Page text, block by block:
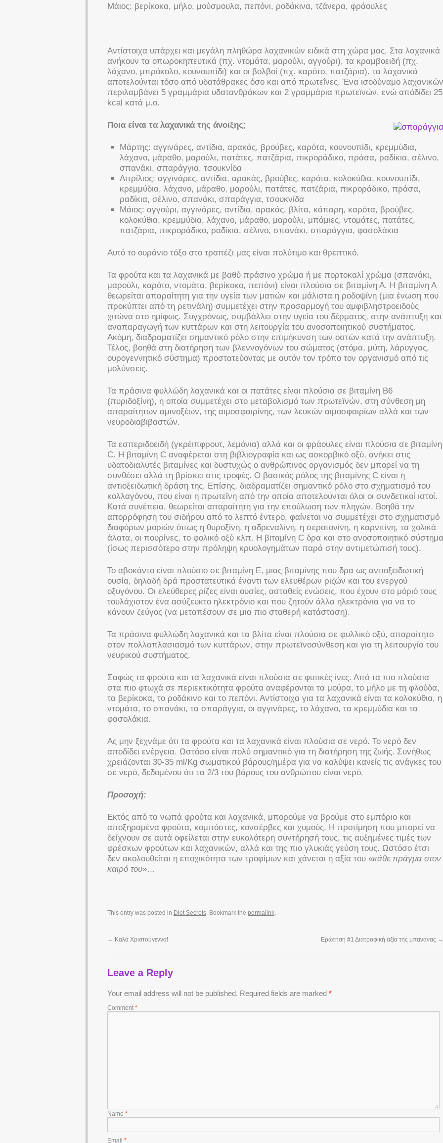
Μάιος: βερίκοκα, μήλο, μούσμουλα, πεπόνι, ροδάκινα, τζάνερα, φράουλες
Αντίστοιχα υπάρχει και μεγάλη πληθώρα λαχανικών ειδικά στη χώρα μας. Στα λαχανικά
ανήκουν τα οπωροκηπευτικά (πχ. ντομάτα, μαρούλι, αγγούρι), τα κραμβοειδή (πχ.
λάχανο, μπρόκολο, κουνουπίδι) και οι βολβοί (πχ. καρότο, πατζάρια). τα λαχανικά
αποτελούνται τόσο από υδατάθρακες όσο και από πρωτεΐνες. Ένα ισοδύναμο λαχανικών
περιλαμβάνει 5 γραμμάρια υδατανθράκων και 2 γραμμάρια πρωτεϊνών, ενώ απόδίδει 25
kcal κατά μ.ο.
Ποια είναι τα λαχανικά της άνοιξης;
Μάρτης: αγγινάρες, αντίδια, αρακάς, βρούβες, καρότα, κουνουπίδι, κρεμμύδια,
λάχανο, μάραθο, μαρούλι, πατάτες, πατζάρια, πικροράδικο, πράσα, ραδίκια, σέλινο,
σπανάκι, σπαράγγια, τσουκνίδα
Απρίλιος: αγγινάρες, αντίδια, αρακάς, βρούβες, καρότα, κολοκύθια, κουνουπίδι,
κρεμμύδια, λάχανο, μάραθο, μαρούλι, πατάτες, πατζάρια, πικροράδικο, πράσα,
ραδίκια, σέλινο, σπανάκι, σπαράγγια, τσουκνίδα
Μάιος: αγγούρι, αγγινάρες, αντίδια, αρακάς, βλίτα, κάπαρη, καρότα, βρούβες,
κολοκύθια, κρεμμύδια, λάχανο, μάραθο, μαρούλι, μπάμιες, ντομάτες, πατάτες,
πατζάρια, πικροράδικο, ραδίκια, σέλινο, σπανάκι, σπαράγγια, φασολάκια
Αυτό το ουράνιο τόξο στο τραπέζι μας είναι πολύτιμο και θρεπτικό.
Τα φρούτα και τα λαχανικά με βαθύ πράσινο χρώμα ή με πορτοκαλί χρώμα (σπανάκι,
μαρούλι, καρότο, ντομάτα, βερίκοκο, πεπόνι) είναι πλούσια σε βιταμίνη Α. Η βιταμίνη Α
θεωρείται απαραίτητη για την υγεία των ματιών και μάλιστα η ροδοψίνη (μια ένωση που
προκύπτει από τη ρετινάλη) συμμετέχει στην προσαρμογή του αμφιβληστροειδούς
χιτώνα στο ημίφως. Συγχρόνως, συμβάλλει στην υγεία του δέρματος, στην ανάπτυξη και
αναπαραγωγή των κυττάρων και στη λειτουργία του ανοσοποιητικού συστήματος.
Ακόμη, διαδραματίζει σημαντικό ρόλο στην επιμήκυνση των οστών κατά την ανάπτυξη.
Τέλος, βοηθά στη διατήρηση των βλεννογόνων του σώματος (στόμα, μύτη, λάρυγγας,
ουρογεννητικό σύστημα) προστατεύοντας με αυτόν τον τρόπο τον οργανισμό από τις
μολύνσεις.
Τα πράσινα φυλλώδη λαχανικά και οι πατάτες είναι πλούσια σε βιταμίνη Β6
(πυριδοξίνη), η οποία συμμετέχει στο μεταβολισμό των πρωτεïνών, στη σύνθεση μη
απαραίτητων αμινοξέων, της αιμοσφαιρίνης, των λευκών αιμοσφαιρίων αλλά και των
νευροδιαβιβαστών.
Τα εσπεριδοειδή (γκρέιπφρουτ, λεμόνια) αλλά και οι φράουλες είναι πλούσια σε βιταμίνη
C. Η βιταμίνη C αναφέρεται στη βιβλιογραφία και ως ασκορβικό οξύ, ανήκει στις
υδατοδιαλυτές βιταμίνες και δυστυχώς ο ανθρώπινος οργανισμός δεν μπορεί να τη
συνθέσει αλλά τη βρίσκει στις τροφές. Ο βασικός ρόλος της βιταμίνης C είναι η
αντιοξειδωτική δράση της. Επίσης, διαδραματίζει σημαντικό ρόλο στο σχηματισμό του
κολλαγόνου, που είναι η πρωτεΐνη από την οποία αποτελούνται όλοι οι συνδετικοί ιστοί.
Κατά συνέπεια, θεωρείται απαραίτητη για την επούλωση των πληγών. Βοηθά την
απορρόφηση του σιδήρου από το λεπτό έντερο, φαίνεται να συμμετέχει στο σχηματισμό
διαφόρων μοριών όπως η θυροξίνη, η αδρεναλίνη, η σεροτονίνη, η καρνιτίνη, τα χολικά
άλατα, οι πουρίνες, το φολικό οξύ κλπ. Η βιταμίνη C δρα και στο ανοσοποιητικό σύστημα
(ίσως περισσότερο στην πρόληψη κρυολογημάτων παρά στην αντιμετώπισή τους).
Το αβοκάντο είναι πλούσιο σε βιταμίνη Ε, μιας βιταμίνης που δρα ως αντιοξειδωτική
ουσία, δηλαδή δρά προστατευτικά έναντι των ελευθέρων ριζών και του ενεργού
οξυγόνου. Οι ελεύθερες ρίζες είναι ουσίες, ασταθείς ενώσεις, που έχουν στο μόριό τους
τουλάχιστον ένα ασύζευκτο ηλεκτρόνιο και που ζητούν άλλα ηλεκτρόνια για να το
κάνουν ζεύγος (να μεταπέσουν σε μια πιο σταθερή κατάσταση).
Τα πράσινα φυλλώδη λαχανικά και τα βλίτα είναι πλούσια σε φυλλικό οξύ, απαραίτητο
στον πολλαπλασιασμό των κυττάρων, στην πρωτεïνοσύνθεση και για τη λειτουργία του
νευρικού συστήματος.
Σαφώς τα φρούτα και τα λαχανικά είναι πλούσια σε φυτικές ίνες. Από τα πιο πλούσια
στα πιο φτωχά σε περιεκτικότητα φρούτα αναφέρονται τα μούρα, το μήλο με τη φλούδα,
τα βερίκοκα, το ροδάκινο και το πεπόνι. Αντίστοιχα για τα λαχανικά είναι τα κολοκύθια, η
ντομάτα, το σπανάκι, τα σπαράγγια, οι αγγινάρες, το λάχανο, τα κρεμμύδια και τα
φασολάκια.
Ας μην ξεχνάμε ότι τα φρούτα και τα λαχανικά είναι πλούσια σε νερό. Το νερό δεν
αποδίδει ενέργεια. Ωστόσο είναι πολύ σημαντικό για τη διατήρηση της ζωής. Συνήθως
χρειάζονται 30-35 ml/Kg σωματικού βάρους/ημέρα για να καλύψει κανείς τις ανάγκες του
σε νερό, δεδομένου ότι τα 2/3 του βάρους του ανθρώπου είναι νερό.
Προσοχή:
Εκτός από τα νωπά φρούτα και λαχανικά, μπορούμε να βρούμε στο εμπόριο και
αποξηραμένα φρούτα, κομπόστες, κονσέρβες και χυμούς. Η προτίμηση που μπορεί να
δείχνουν σε αυτά οφείλεται στην ευκολότερη συντήρησή τους, τις αυξημένες τιμές των
φρέσκων φρούτων και λαχανικών, αλλά και της πιο γλυκιάς γεύση τους. Ωστόσο έτσι
δεν ακολουθείται η εποχικότητα των τροφίμων και χάνεται η αξία του «κάθε πράγμα στον
καιρό του»…
This entry was posted in Diet Secrets. Bookmark the permalink.
← Καλά Χριστούγεννα! Ερώτηση #1 Διατροφική αξία της μπανάνας →
Leave a Reply
Your email address will not be published. Required fields are marked *
Comment*
Name *
Email *